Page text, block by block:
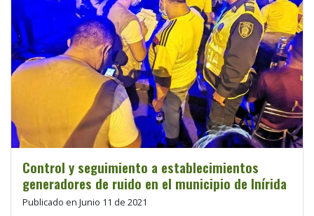
Control y seguimiento a establecimientos
generadores de ruido en el municipio de Inírida
Publicado en Junio 11 de 2021